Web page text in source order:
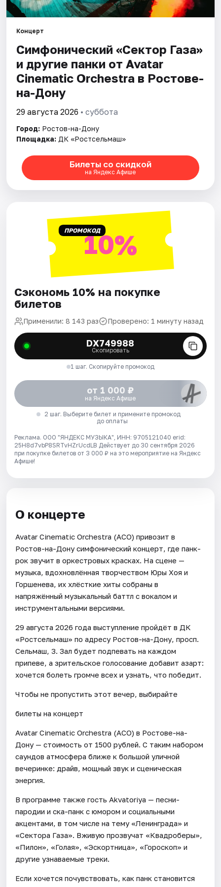
Площадки
Артисты
Рейтинги
Концерт
Симфонический «Сектор Газа»
и другие панки от Avatar
Cinematic Orchestra в Ростове-
на-Дону
29 августа 2026 • суббота
Город: Ростов-на-Дону
Площадка: ДК «Ростсельмаш»
Билеты со скидкой
на Яндекс Афише
ПРОМОКОД10%
Сэкономь 10% на покупке
билетов
Применили: 8 143 раз Проверено: 1 минуту назад
DX749988
Скопировать
1 шаг. Скопируйте промокод
от 1 000 ₽
на Яндекс Афише
2 шаг. Выберите билет и примените промокод
до оплаты
Реклама. ООО "ЯНДЕКС МУЗЫКА", ИНН: 9705121040 erid:
25H8d7vbP8SRTvHZrUcdLB Действует до 30 сентября 2026
при покупке билетов от 3 000 ₽ на это мероприятие на Яндекс
Афише!
О концерте
Avatar Cinematic Orchestra (ACO) привозит в
Ростов-на-Дону симфонический концерт, где панк-
рок звучит в оркестровых красках. На сцене —
музыка, вдохновлённая творчеством Юры Хоя и
Горшенева, их хлёсткие хиты собраны в
напряжённый музыкальный баттл с вокалом и
инструментальными версиями.
29 августа 2026 года выступление пройдёт в ДК
«Ростсельмаш» по адресу Ростов-на-Дону, просп.
Сельмаш, 3. Зал будет подпевать на каждом
припеве, а зрительское голосование добавит азарт:
хочется болеть громче всех и узнать, что победит.
Чтобы не пропустить этот вечер, выбирайте
билеты на концерт
Avatar Cinematic Orchestra (ACO) в Ростове-на-
Дону — стоимость от 1500 рублей. С таким набором
саундов атмосфера ближе к большой уличной
вечеринке: драйв, мощный звук и сценическая
энергия.
В программе также гость Akvatoriya — песни-
пародии и ска-панк с юмором и социальными
акцентами, в том числе на тему «Ленинграда» и
«Сектора Газа». Вживую прозвучат «Квадроберы»,
«Пилон», «Голая», «Эскортница», «Гороскоп» и
другие узнаваемые треки.
Если хочется почувствовать, как панк становится